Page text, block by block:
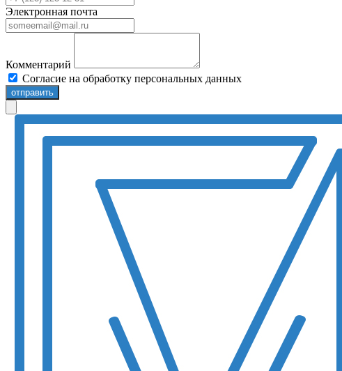
Электронная почта
Комментарий
Согласие на обработку персональных данных
отправить